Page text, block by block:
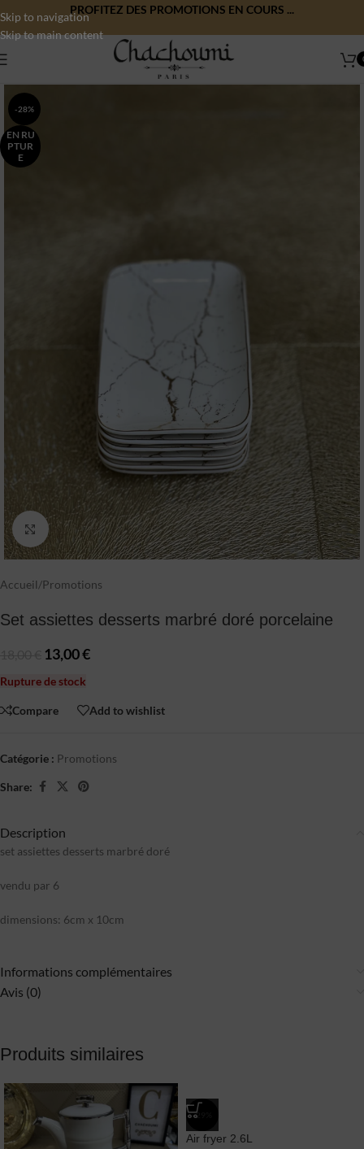
Skip to navigation
Skip to main content
PROFITEZ DES PROMOTIONS EN COURS ...
-28%
EN RU
PTUR
E
Click to enlarge
Accueil/Promotions
Set assiettes desserts marbré doré porcelaine
13,00€
Rupture de stock
Compare Add to wishlist
Catégorie : Promotions
Share:
Description
set assiettes desserts marbré doré
vendu par 6
dimensions: 6cm x 10cm
Informations complémentaires
Avis (0)
Produits similaires
-29%
Air fryer 2.6L